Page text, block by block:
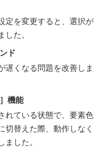
定を変更すると、選択が
した。
ド
遅くなる問題を改善しま
機能
れている状態で、要素色
替えた際、動作しなく
ました。